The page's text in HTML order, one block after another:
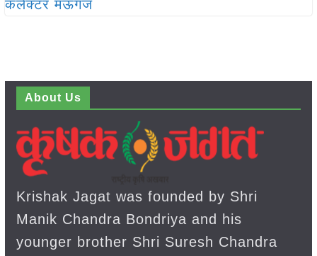
About Us
Krishak Jagat was founded by Shri
Manik Chandra Bondriya and his
younger brother Shri Suresh Chandra